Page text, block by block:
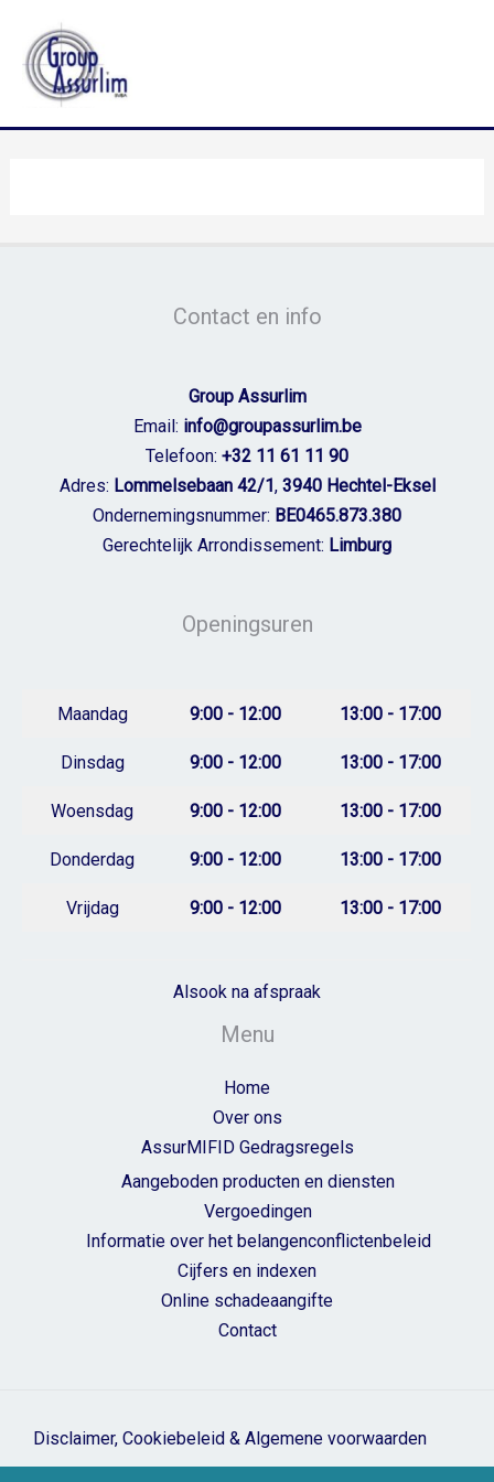
naar
inhoud
Contact en info
Group Assurlim
Email: info@groupassurlim.be
Telefoon: +32 11 61 11 90
Adres: Lommelsebaan 42/1, 3940 Hechtel-Eksel
Ondernemingsnummer: BE0465.873.380
Gerechtelijk Arrondissement: Limburg
Openingsuren
Maandag 9:00 - 12:00 13:00 - 17:00
Dinsdag 9:00 - 12:00 13:00 - 17:00
Woensdag 9:00 - 12:00 13:00 - 17:00
Donderdag 9:00 - 12:00 13:00 - 17:00
Vrijdag 9:00 - 12:00 13:00 - 17:00
Alsook na afspraak
Menu
Home
Over ons
AssurMIFID Gedragsregels
Aangeboden producten en diensten
Vergoedingen
Informatie over het belangenconflictenbeleid
Cijfers en indexen
Online schadeaangifte
Contact
Disclaimer, Cookiebeleid & Algemene voorwaarden